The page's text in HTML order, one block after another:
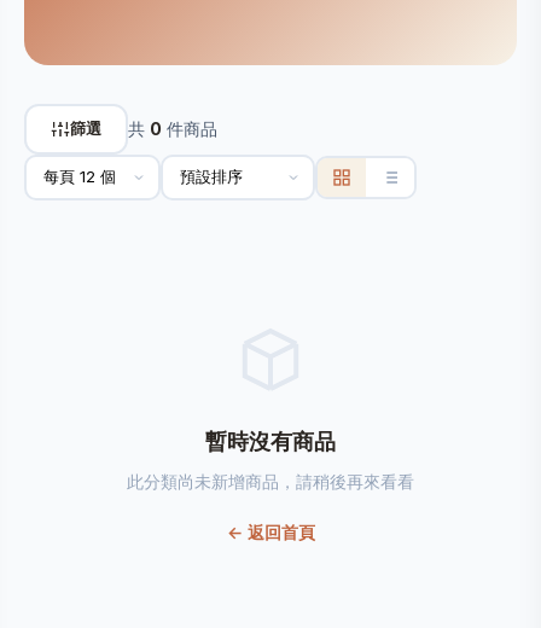
篩選 共 0 件商品
暫時沒有商品
此分類尚未新增商品，請稍後再來看看
← 返回首頁